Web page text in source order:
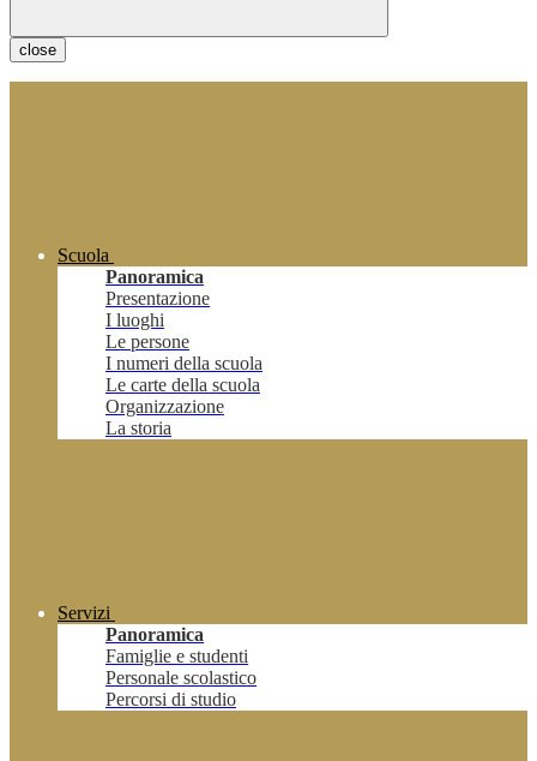
close
Scuola
Panoramica
Presentazione
I luoghi
Le persone
I numeri della scuola
Le carte della scuola
Organizzazione
La storia
Servizi
Panoramica
Famiglie e studenti
Personale scolastico
Percorsi di studio